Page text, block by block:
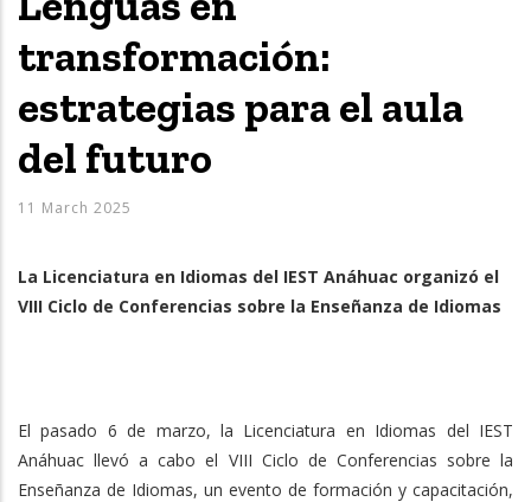
transformación:
estrategias para el aula
del futuro
11 March 2025
La Licenciatura en Idiomas del IEST Anáhuac organizó el
VIII Ciclo de Conferencias sobre la Enseñanza de Idiomas
El pasado 6 de marzo, la Licenciatura en Idiomas del IEST
Anáhuac llevó a cabo el VIII Ciclo de Conferencias sobre la
Enseñanza de Idiomas, un evento de formación y capacitación,